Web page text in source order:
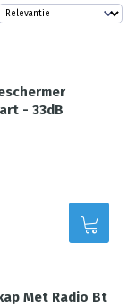
- 33dB
Met Radio Bt